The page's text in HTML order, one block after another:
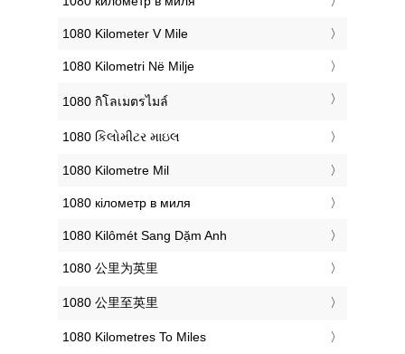
‎1080 Kilometer V Mile
‎1080 Kilometri Në Milje
‎1080 กิโลเมตรไมล์
‎1080 કિલોમીટર માઇલ
‎1080 Kilometre Mil
‎1080 кілометр в миля
‎1080 Kilômét Sang Dặm Anh
‎1080 公里为英里
‎1080 公里至英里
‎1080 Kilometres To Miles